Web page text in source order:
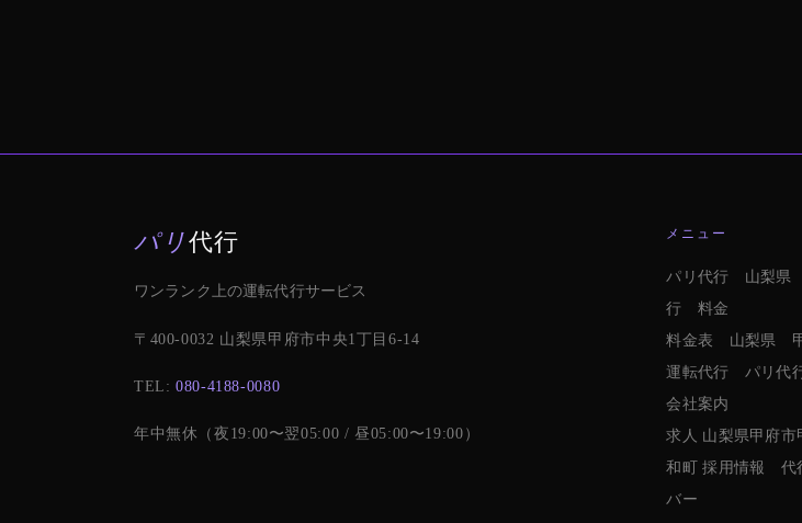
パリ代行
ワンランク上の運転代行サービス
〒400-0032 山梨県甲府市中央1丁目6-14
TEL:080-4188-0080
年中無休（夜19:00〜翌05:00 / 昼05:00〜19:00）
メニュー
パリ代行 山梨県
行 料金
料金表 山梨県
運転代行 パリ代
会社案内
求人 山梨県甲府市
和町 採用情報 代
バー